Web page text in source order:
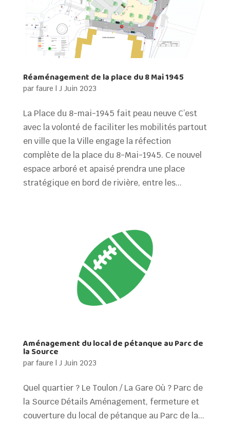
Réaménagement de la place du 8 Mai 1945
par faure | J Juin 2023
La Place du 8-mai-1945 fait peau neuve C’est
avec la volonté de faciliter les mobilités partout
en ville que la Ville engage la réfection
complète de la place du 8-Mai-1945. Ce nouvel
espace arboré et apaisé prendra une place
stratégique en bord de rivière, entre les...
Aménagement du local de pétanque au Parc de
la Source
par faure | J Juin 2023
Quel quartier ? Le Toulon / La Gare Où ? Parc de
la Source Détails Aménagement, fermeture et
couverture du local de pétanque au Parc de la...